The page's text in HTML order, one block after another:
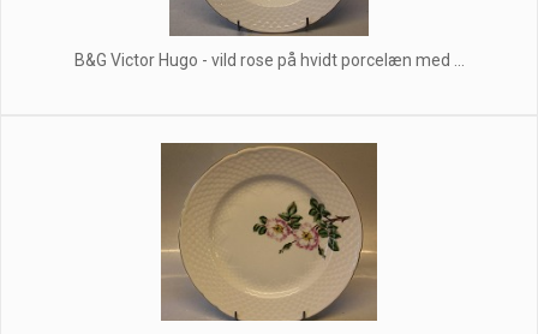
B&G Victor Hugo - vild rose på hvidt porcelæn med ...